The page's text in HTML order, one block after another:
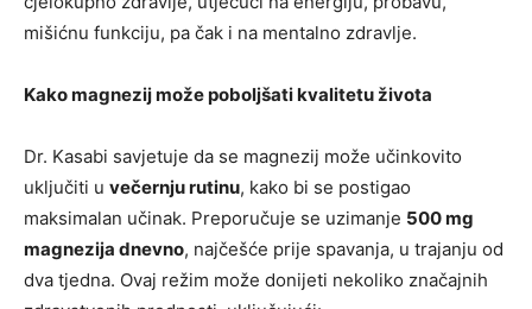
mišićnu funkciju, pa čak i na mentalno zdravlje.
Kako magnezij može poboljšati kvalitetu života
Dr. Kasabi savjetuje da se magnezij može učinkovito
uključiti u večernju rutinu, kako bi se postigao
maksimalan učinak. Preporučuje se uzimanje 500 mg
magnezija dnevno, najčešće prije spavanja, u trajanju od
dva tjedna. Ovaj režim može donijeti nekoliko značajnih